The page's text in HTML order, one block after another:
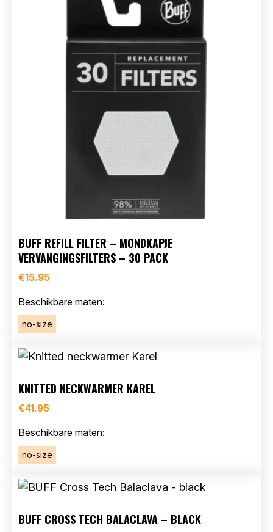
BUFF REFILL FILTER – MONDKAPJE
VERVANGINGSFILTERS – 30 PACK
€15.95
Beschikbare maten:
no-size
KNITTED NECKWARMER KAREL
€41.95
Beschikbare maten:
no-size
BUFF CROSS TECH BALACLAVA – BLACK